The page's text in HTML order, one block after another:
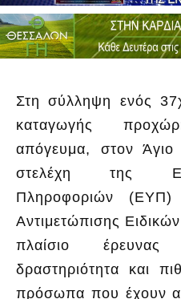
Στη σύλληψη ενός
καταγωγής
απόγευμα, στον
στελέχη της
Πληροφοριών (ΕΥΠ)
Αντιμετώπισης
πλαίσιο έρευνας
δραστηριότητα και
πρόσωπα που έχουν